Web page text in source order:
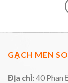
GẠCH MEN
Địa chỉ:40 Phan